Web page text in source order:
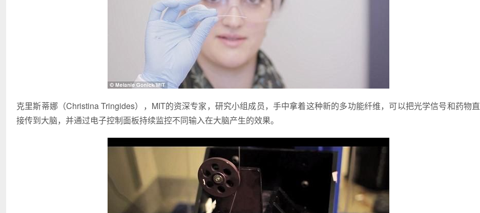
克里斯蒂娜（Christina Tringides），MIT的资深专家，研究小组成员，手中拿着这种新的多功能纤维，可以把光学信号和药物直
接传到大脑，并通过电子控制面板持续监控不同输入在大脑产生的效果。